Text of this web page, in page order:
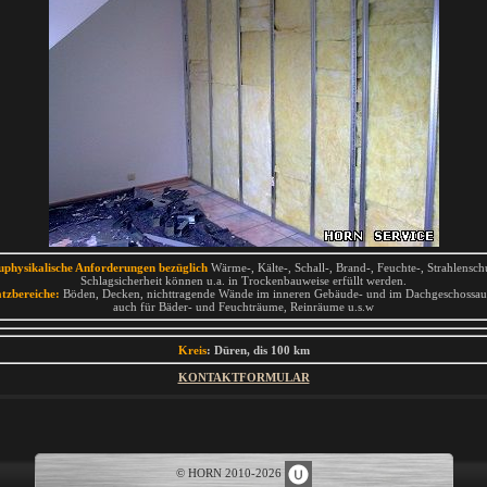
Anforderungen bezüglich Wärme-, Kälte-, Schall-, Brand-, Feuchte-,
Schlagsicherheit können u.a. in Trockenbauweise erfüllt werden.
Böden, Decken, nichttragende Wände im inneren Gebäude- und im
auch für Bäder- und Feuchträume, Reinräume u.s.w
Kreis: Düren, dis 100 km
KONTAKTFORMULAR
© HORN 2010-2026